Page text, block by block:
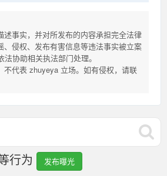
述事实，并对所发布的内容承担完全法律
、侵权、发布有害信息等违法事实被立案
协助相关执法部门处理。
不代表 zhuyeya 立场。如有侵权，请联
行为 发布曝光